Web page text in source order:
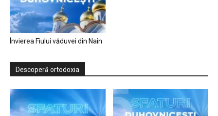
Învierea Fiului văduvei din Nain
Descoperă ortodoxia